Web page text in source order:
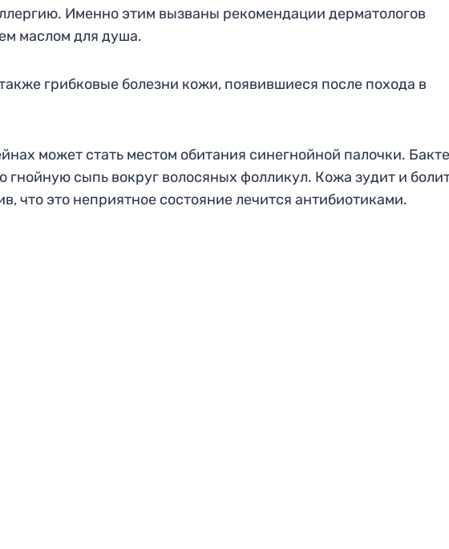
Именно этим вызваны рекомендации дерматологов
маслом для душа.
грибковые болезни кожи, появившиеся после похода в
может стать местом обитания синегнойной палочки.
гнойную сыпь вокруг волосяных фолликул. Кожа зудит и
что это неприятное состояние лечится антибиотиками.